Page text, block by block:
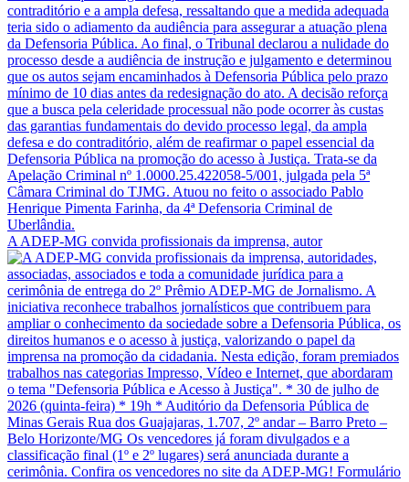
A ADEP-MG convida profissionais da imprensa, autor